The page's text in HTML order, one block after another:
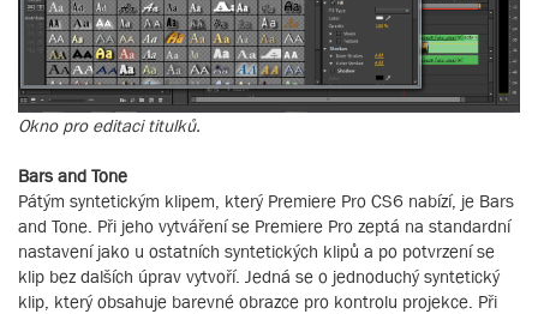
Okno pro editaci titulků.
Bars and Tone
Pátým syntetickým klipem, který Premiere Pro CS6 nabízí, je Bars
and Tone. Při jeho vytváření se Premiere Pro zeptá na standardní
nastavení jako u ostatních syntetických klipů a po potvrzení se
klip bez dalších úprav vytvoří. Jedná se o jednoduchý syntetický
klip, který obsahuje barevné obrazce pro kontrolu projekce. Při